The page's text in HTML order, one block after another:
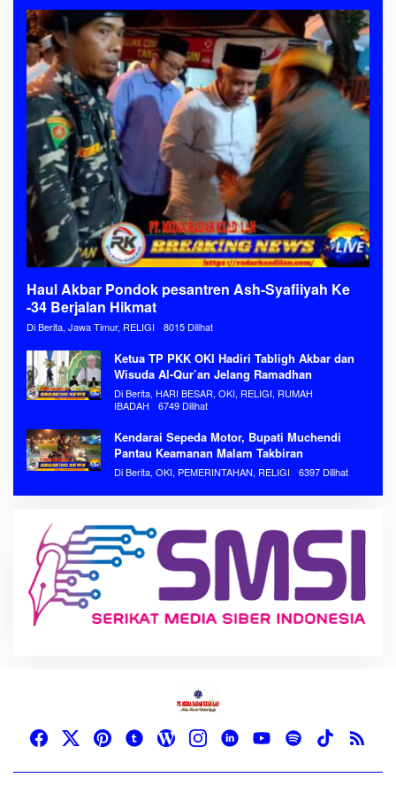
Haul Akbar Pondok pesantren Ash-Syafiiyah Ke
-34 Berjalan Hikmat
Di Berita, Jawa Timur, RELIGI 8015 Dilihat
Ketua TP PKK OKI Hadiri Tabligh Akbar dan
Wisuda Al-Qur’an Jelang Ramadhan
Di Berita, HARI BESAR, OKI, RELIGI, RUMAH
IBADAH
6749 Dilihat
Kendarai Sepeda Motor, Bupati Muchendi
Pantau Keamanan Malam Takbiran
Di Berita, OKI, PEMERINTAHAN, RELIGI 6397 Dilihat